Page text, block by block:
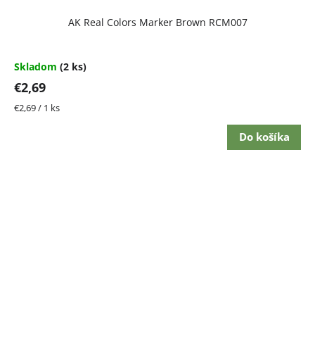
AK Real Colors Marker Brown RCM007
Skladom (2 ks)
€2,69
Jednotková
€2,69 / 1 ks
Do košíka